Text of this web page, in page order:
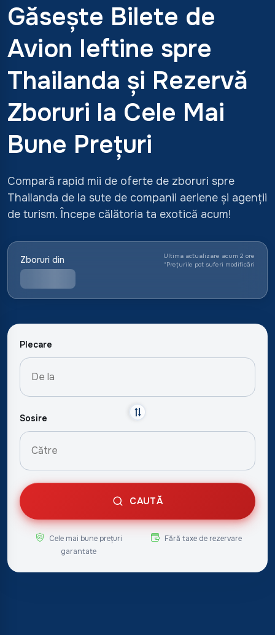
Găsește Bilete de
Avion Ieftine spre
Thailanda și Rezervă
Zboruri la Cele Mai
Bune Prețuri
Compară rapid mii de oferte de zboruri spre
Thailanda de la sute de companii aeriene și agenții
de turism. Începe călătoria ta exotică acum!
Zboruri din
Ultima actualizare acum 2 ore
*Prețurile pot suferi modificări
Plecare
Sosire
CAUTĂ
Cele mai bune prețuri
garantate
Fără taxe de rezervare